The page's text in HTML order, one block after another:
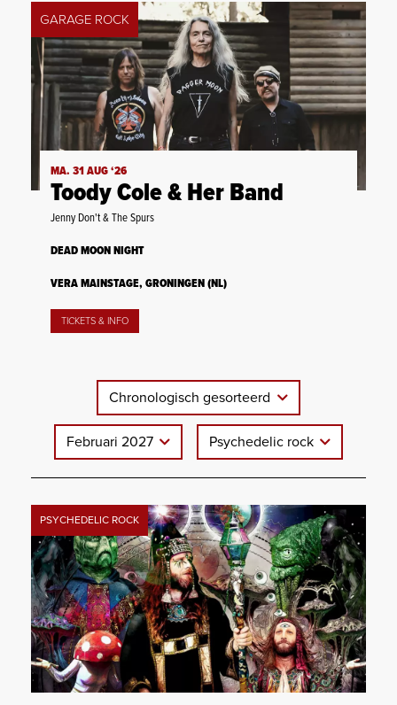
GARAGE ROCK
MA. 31 AUG ‘26
Toody Cole & Her Band
Jenny Don't & The Spurs
DEAD MOON NIGHT
VERA MAINSTAGE, GRONINGEN (NL)
TICKETS & INFO
Chronologisch gesorteerd
Februari 2027 Psychedelic rock
PSYCHEDELIC ROCK